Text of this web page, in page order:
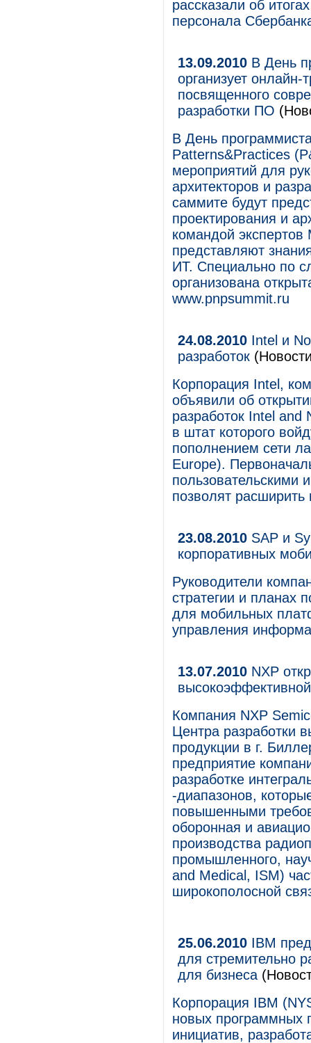
рассказали об
персонала
13.09.2010 В День
организует
посвященного
разработки ПО
В День
Patterns&Practices
мероприятий для
архитекторов и
саммите будут
проектирования и
командой экспертов
представляют
ИТ. Специально по
организована
www.pnpsummit.ru
24.08.2010 Intel и
разработок
Корпорация Intel,
объявили об
разработок Intel
в штат которого
пополнением сети
Europe).
пользовательскими
позволят расширить
23.08.2010 SAP и
корпоративных
Руководители
стратегии и планах
для мобильных
управления
13.07.2010 NXP
Компания NXP
Центра разработки
продукции в г.
предприятие
разработке
-диапазонов,
повышенными
оборонная и
производства
промышленного,
and Medical, ISM)
широкополосной
25.06.2010 IBM
для стремительно
для бизнеса
Корпорация IBM
новых программных
инициатив,